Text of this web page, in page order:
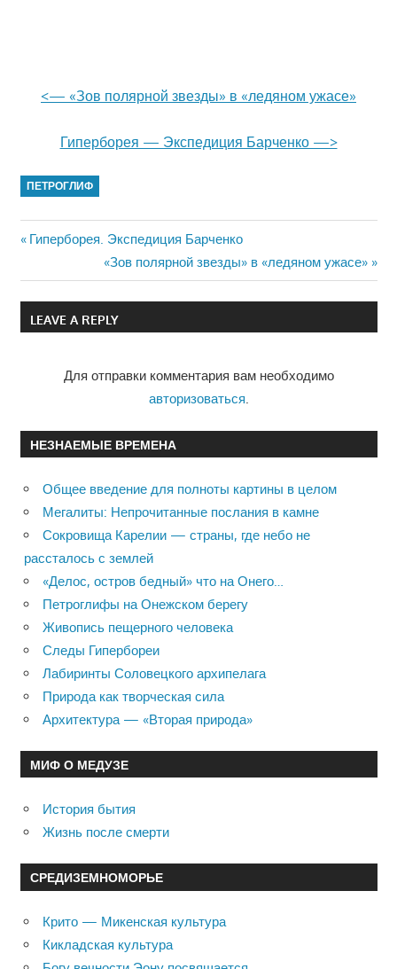
<— «Зов полярной звезды» в «ледяном ужасе»
Гиперборея — Экспедиция Барченко —>
ПЕТРОГЛИФ
Навигация
по
записям
Previous
Гиперборея. Экспедиция Барченко
Next
Post:
«Зов полярной звезды» в «ледяном ужасе»
LEAVE A REPLY
Для отправки комментария вам необходимо
авторизоваться.
НЕЗНАЕМЫЕ ВРЕМЕНА
Общее введение для полноты картины в целом
Мегалиты: Непрочитанные послания в камне
Сокровища Карелии — страны, где небо не
рассталось с землей
«Делос, остров бедный» что на Онего…
Петроглифы на Онежском берегу
Живопись пещерного человека
Следы Гипербореи
Лабиринты Соловецкого архипелага
Природа как творческая сила
Архитектура — «Вторая природа»
МИФ О МЕДУЗЕ
История бытия
Жизнь после смерти
СРЕДИЗЕМНОМОРЬЕ
Крито — Микенская культура
Кикладская культура